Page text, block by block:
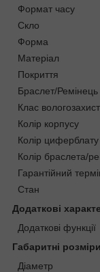
Формат часу
Скло
Форма
Матеріал
Покриття
Браслет/Ремінець
Клас
Колір корпусу
Колір циферблату
Колір браслета/
Гарантійний
Стан
Додаткові
Додаткові функції
Габаритні розміри
Діаметр